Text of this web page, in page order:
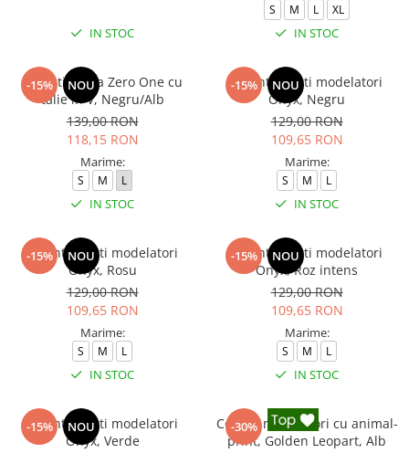
IN STOC
S M L XL
IN STOC
-15% NOU
Colanti dama Zero One cu
talie in V, Negru/Alb
139,00 RON
118,15 RON
Marime:
S M L
IN STOC
-15% NOU
Colanti scurti modelatori
Onyx, Negru
129,00 RON
109,65 RON
Marime:
S M L
IN STOC
-15% NOU
Colanti scurti modelatori
Onyx, Rosu
129,00 RON
109,65 RON
Marime:
S M L
IN STOC
-15% NOU
Colanti scurti modelatori
Onyx, Roz intens
129,00 RON
109,65 RON
Marime:
S M L
IN STOC
-15% NOU
Colanti scurti modelatori
Onyx, Verde
-30%
Colanti modelatori cu animal-
print, Golden Leopart, Alb